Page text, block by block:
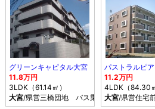
グリーンキャピタル大宮
11.8万円
3LDK（61.14㎡）
大宮/県営三橋団地 バス乗車時間8分 停歩
パストラルピア
11.2万円
4LDK（84.30
大宮/県営住宅